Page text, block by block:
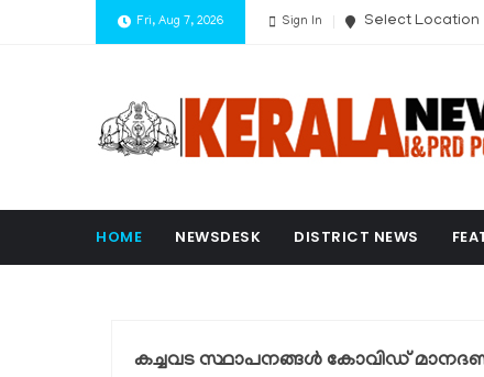
Fri, Aug 7, 2026 Sign In Select Location
HOME NEWSDESK DISTRICT NEWS
കച്ചവട സ്ഥാപനങ്ങള്‍ കോവിഡ്